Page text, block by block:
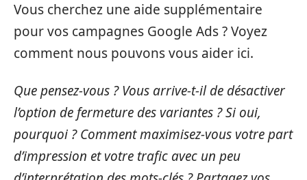
Vous cherchez une aide supplémentaire
pour vos campagnes Google Ads ? Voyez
comment nous pouvons vous aider ici.
Que pensez-vous ? Vous arrive-t-il de désactiver
l’option de fermeture des variantes ? Si oui,
pourquoi ? Comment maximisez-vous votre part
d’impression et votre trafic avec un peu